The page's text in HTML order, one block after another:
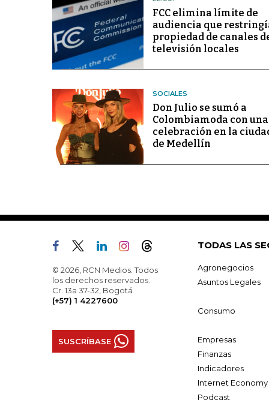
FCC elimina límite de
audiencia que
propiedad de canales
televisión locales
SOCIALES
Don Julio se sumó a
Colombiamoda con una
celebración en la
de Medellín
© 2026, RCN Medios. Todos
los derechos reservados.
Cr. 13a 37-32, Bogotá
(+57) 1 4227600
SUSCRÍBASE
TODAS LAS
Agronegocios
Asuntos Legales
Consumo
Empresas
Finanzas
Indicadores
Internet Economy
Podcast